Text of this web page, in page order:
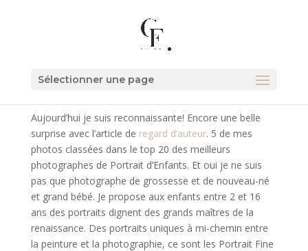
Sélectionner une page
Aujourd’hui je suis reconnaissante! Encore une belle
surprise avec l’article de regard d’auteur. 5 de mes
photos classées dans le top 20 des meilleurs
photographes de Portrait d’Enfants. Et oui je ne suis
pas que photographe de grossesse et de nouveau-né
et grand bébé. Je propose aux enfants entre 2 et 16
ans des portraits dignent des grands maîtres de la
renaissance. Des portraits uniques à mi-chemin entre
la peinture et la photographie, ce sont les Portrait Fine